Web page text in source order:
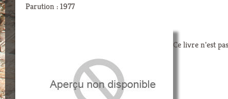
Parution : 1977
Ce livre n'est